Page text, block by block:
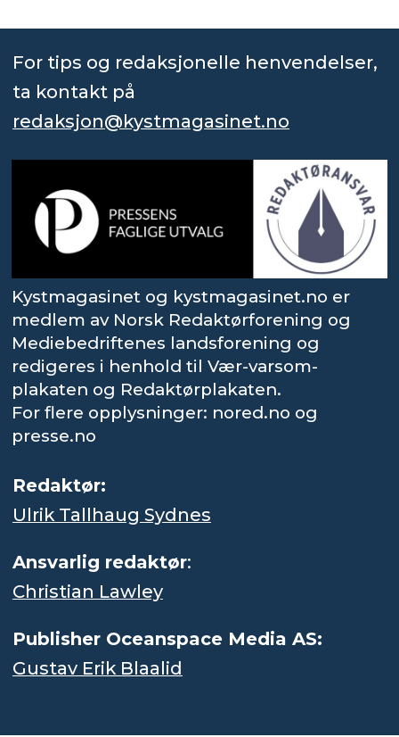
For tips og redaksjonelle henvendelser,
ta kontakt på
redaksjon@kystmagasinet.no
Kystmagasinet og kystmagasinet.no er
medlem av Norsk Redaktørforening og
Mediebedriftenes landsforening og
redigeres i henhold til Vær-varsom-
plakaten og Redaktørplakaten.
For flere opplysninger: nored.no og
presse.no
Redaktør:
Ulrik Tallhaug Sydnes
Ansvarlig redaktør:
Christian Lawley
Publisher Oceanspace Media AS:
Gustav Erik Blaalid